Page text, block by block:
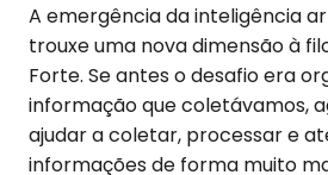
A emergência da inteligência
trouxe uma nova dimensão à
Forte. Se antes o desafio era
informação que coletávamos,
ajudar a coletar, processar e
informações de forma muito